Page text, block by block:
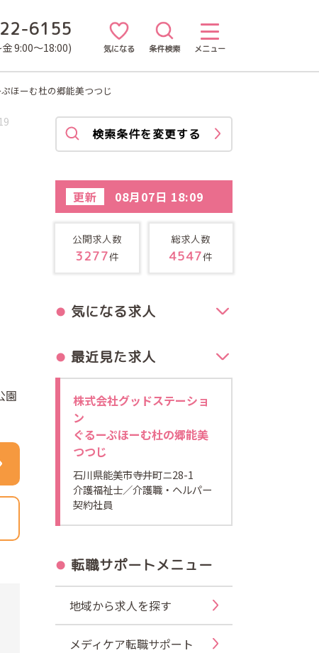
6155
9:00～18:00) 気になる 条件検索 メニュー
ほーむ杜の郷能美つつじ
園
検索条件を変更する
更新 08月07日 18:09
公開求人数
3277件
総求人数
4547件
気になる求人
最近見た求人
株式会社グッドステーショ
ン
ぐるーぷほーむ杜の郷能美
つつじ
石川県能美市寺井町ニ28-1
介護福祉士／介護職・ヘルパー
契約社員
転職サポートメニュー
地域から求人を探す
メディケア転職サポート